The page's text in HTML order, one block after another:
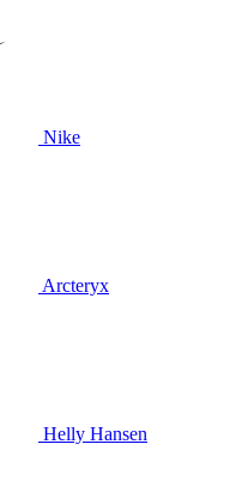
Nike
Arcteryx
Helly Hansen